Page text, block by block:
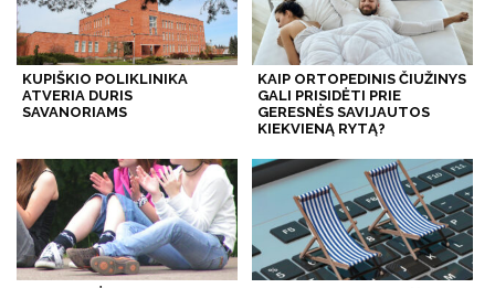
KUPIŠKIO POLIKLINIKA
ATVERIA DURIS
SAVANORIAMS
KAIP ORTOPEDINIS ČIUŽINYS
GALI PRISIDĖTI PRIE
GERESNĖS SAVIJAUTOS
KIEKVIENĄ RYTĄ?